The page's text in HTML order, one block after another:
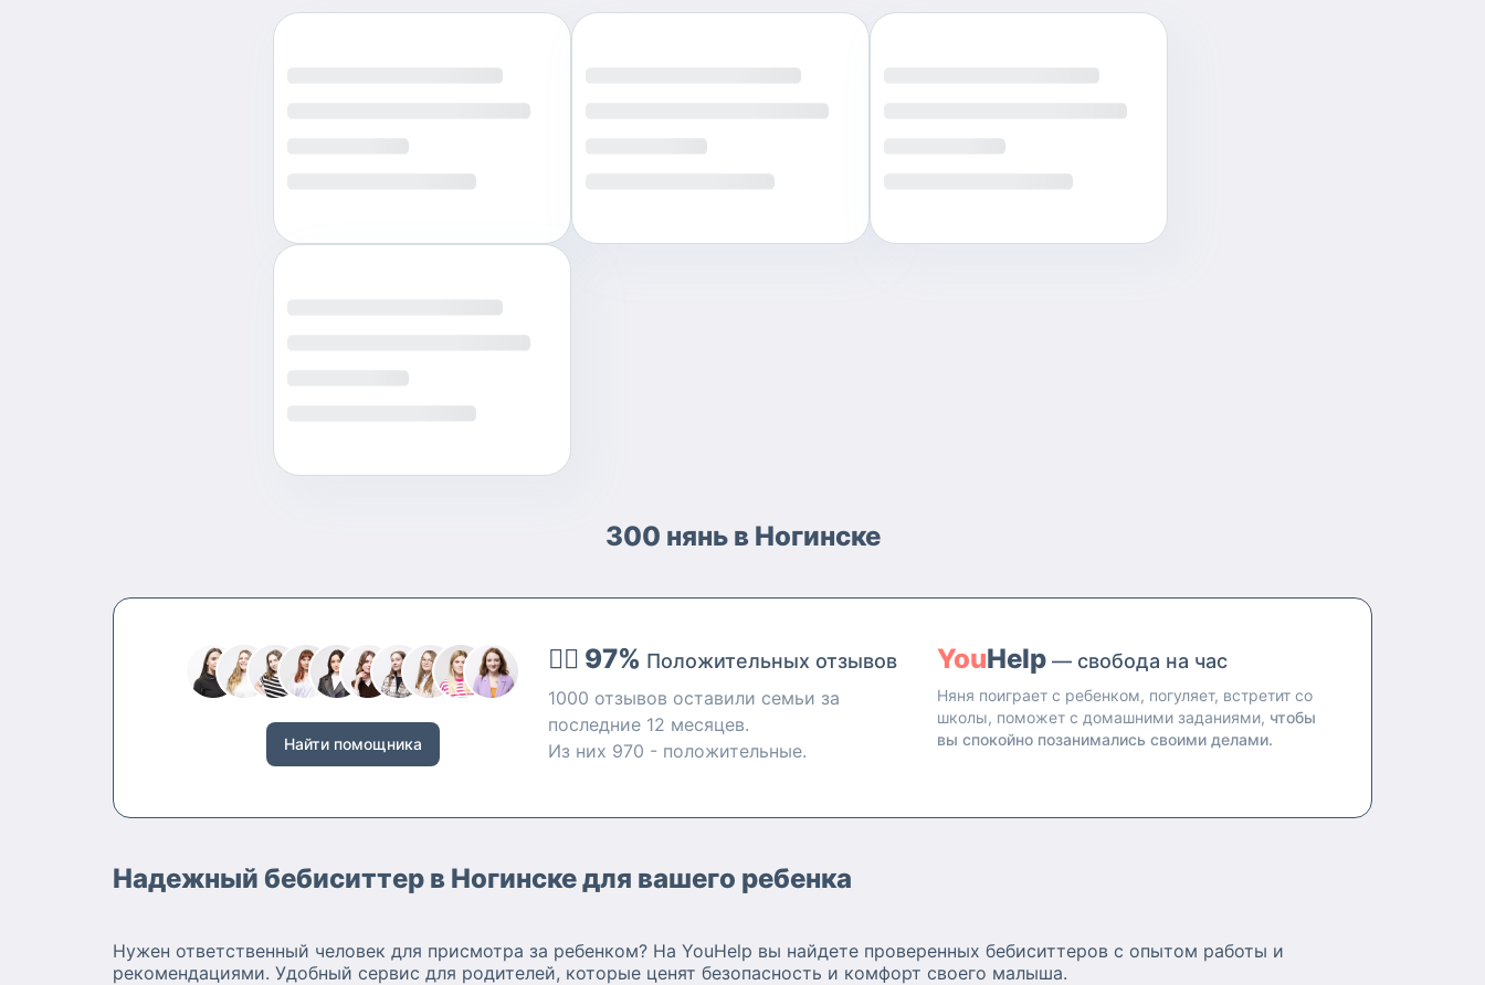
300 нянь в Ногинске
Найти помощника
👍🏻 97% Положительных отзывов
1000 отзывов оставили семьи за
последние 12 месяцев.
Из них 970 - положительные.
YouHelp — свобода на час
Няня поиграет с ребенком, погуляет, встретит со
школы, поможет с домашними заданиями, чтобы
вы спокойно позанимались своими делами.
Надежный бебиситтер в Ногинске для вашего ребенка
Нужен ответственный человек для присмотра за ребенком? На YouHelp вы найдете проверенных бебиситтеров с опытом работы и
рекомендациями. Удобный сервис для родителей, которые ценят безопасность и комфорт своего малыша.